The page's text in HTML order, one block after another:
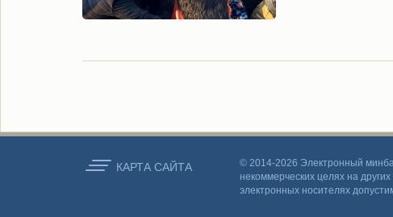
КАРТА CАЙТА
© 2014-2026 Электронный
некоммерческих целях на
электронных носителях